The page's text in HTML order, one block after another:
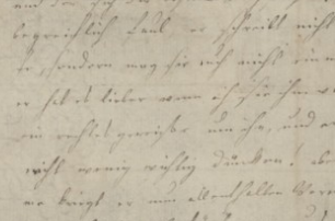
dir hauptsächlich um dir deinem Wunsche gemäß